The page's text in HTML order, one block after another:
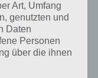
23.5.2019 in 4 Bilder 1
Art, Umfang
genutzten und
Daten
Personen
über die ihnen